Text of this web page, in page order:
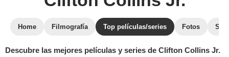
Home Filmografía Top películas/series Fotos
Descubre las mejores películas y series de Clifton Collins Jr.